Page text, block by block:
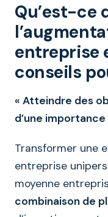
Qu’est-ce
entreprise
conseils
« Atteindre des
d’une
Transformer une
entreprise
moyenne
combinaison de